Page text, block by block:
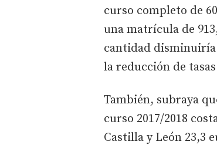
curso completo de
una matrícula de
cantidad disminuiría
la reducción de
También, subraya
curso 2017/2018
Castilla y León 23,3